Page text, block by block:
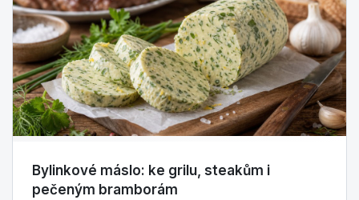
Bylinkové máslo: ke grilu, steakům i
pečeným bramborám